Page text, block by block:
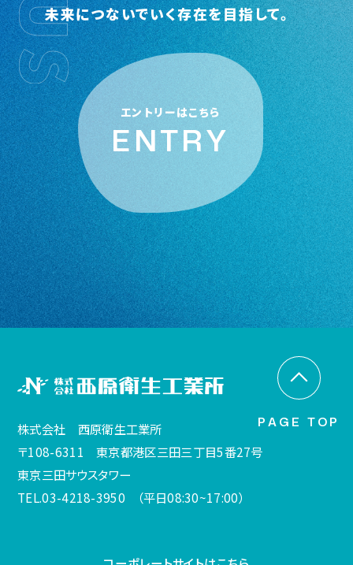
未来につないでいく存在を目指して。
エントリーはこちら
ENTRY
PAGE TOP
株式会社 西原衛生工業所
〒108-6311 東京都港区三田三丁目5番27号
東京三田サウスタワー
TEL.03-4218-3950 （平日08:30~17:00）